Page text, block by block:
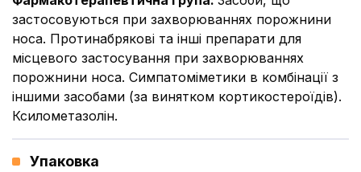
застосовуються при захворюваннях порожнини
носа. Протинабрякові та інші препарати для
місцевого застосування при захворюваннях
порожнини носа. Симпатоміметики в комбінації з
іншими засобами (за винятком кортикостероїдів).
Ксилометазолін.
Упаковка